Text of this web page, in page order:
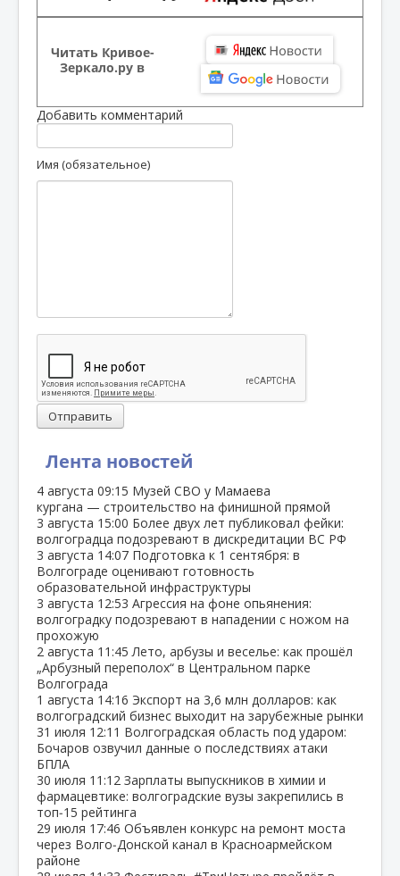
Лента новостей
4 августа 09:15 Музей СВО у Мамаева
кургана — строительство на финишной прямой
3 августа 15:00 Более двух лет публиковал фейки:
волгоградца подозревают в дискредитации ВС РФ
3 августа 14:07 Подготовка к 1 сентября: в
Волгограде оценивают готовность
образовательной инфраструктуры
3 августа 12:53 Агрессия на фоне опьянения:
волгоградку подозревают в нападении с ножом на
прохожую
2 августа 11:45 Лето, арбузы и веселье: как прошёл
„Арбузный переполох“ в Центральном парке
Волгограда
1 августа 14:16 Экспорт на 3,6 млн долларов: как
волгоградский бизнес выходит на зарубежные рынки
31 июля 12:11 Волгоградская область под ударом:
Бочаров озвучил данные о последствиях атаки
БПЛА
30 июля 11:12 Зарплаты выпускников в химии и
фармацевтике: волгоградские вузы закрепились в
топ‑15 рейтинга
29 июля 17:46 Объявлен конкурс на ремонт моста
через Волго‑Донской канал в Красноармейском
районе
Читать Кривое-
Зеркало.ру в
Добавить комментарий
Имя (обязательное)
Отправить